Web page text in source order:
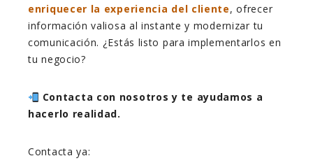
enriquecer la experiencia del cliente, ofrecer
información valiosa al instante y modernizar tu
comunicación. ¿Estás listo para implementarlos en
tu negocio?
Contacta con nosotros y te ayudamos a
hacerlo realidad.
Contacta ya: